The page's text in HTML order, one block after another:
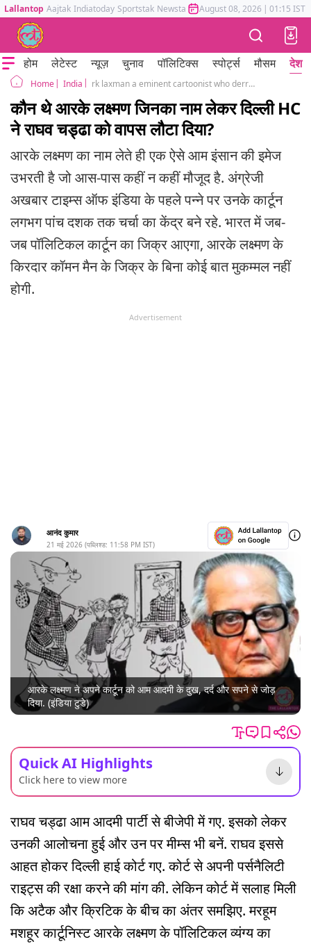
Lallantop Aajtak Indiatoday Sportstak Newstak Mumbai Tak Astrotak
August 08, 2026 | 01:15 IST
होम लेटेस्ट न्यूज़ चुनाव पॉलिटिक्स स्पोर्ट्स मौसम देश
Home India rk laxman a eminent cartoonist who derrived common man the uncommon character
कौन थे आरके लक्ष्मण जिनका नाम लेकर दिल्ली HC
ने राघव चड्ढा को वापस लौटा दिया?
आरके लक्ष्मण का नाम लेते ही एक ऐसे आम इंसान की इमेज
उभरती है जो आस-पास कहीं न कहीं मौजूद है. अंग्रेजी
अखबार टाइम्स ऑफ इंडिया के पहले पन्ने पर उनके कार्टून
लगभग पांच दशक तक चर्चा का केंद्र बने रहे. भारत में जब-
जब पॉलिटिकल कार्टून का जिक्र आएगा, आरके लक्ष्मण के
किरदार कॉमन मैन के जिक्र के बिना कोई बात मुकम्मल नहीं
होगी.
Advertisement
आनंद कुमार
21 मई 2026 (पब्लिश्ड: 11:58 PM IST)
आरके लक्ष्मण ने अपने कार्टून को आम आदमी के दुख, दर्द और सपने से जोड़
दिया. (इंडिया टुडे)
Quick AI Highlights
Click here to view more
राघव चड्ढा आम आदमी पार्टी से बीजेपी में गए. इसको लेकर
उनकी आलोचना हुई और उन पर मीम्स भी बनें. राघव इससे
आहत होकर दिल्ली हाई कोर्ट गए. कोर्ट से अपनी पर्सनैलिटी
राइट्स की रक्षा करने की मांग की. लेकिन कोर्ट में सलाह मिली
कि अटैक और क्रिटिक के बीच का अंतर समझिए. मरहूम
मशहूर कार्टूनिस्ट आरके लक्ष्मण के पॉलिटिकल व्यंग्य का